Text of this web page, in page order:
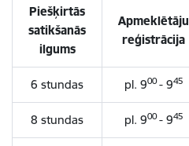
Piešķirtās
satikšanās
ilgums
Apmeklētāju
reģistrācija
6 stundas pl. 900- 945
8 stundas pl. 900- 945